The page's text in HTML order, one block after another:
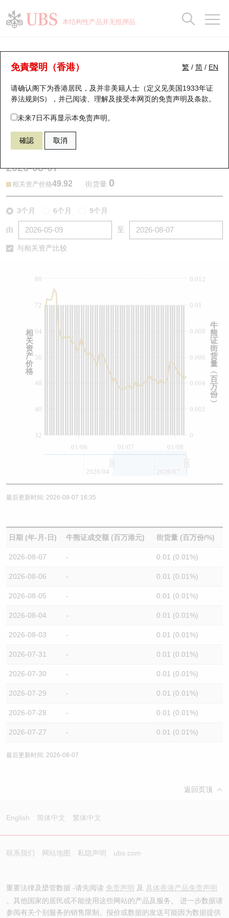
本结构性产品并无抵押品
繁 / 简 / EN
免責聲明（香港）
请确认阁下为香港居民，及并非美籍人士（定义见美国1933年证
券法规则S），并已阅读、理解及接受本网页的免责声明及条款。
未来7日不再显示本免责声明。
確認 取消
牛熊证分析仪
表现 街货统计 比较
53094 瑞银熊证 2015 理想汽车－Ｗ
2026-08-07
相关资产价格49.92 街货量 0
3个月 6个月 9个月
由 至
与相关资产比较
01/07
01/06 01/08
0
0.01
0.002
0.004
0.006
0.008
0.012
48
72
32
40
56
64
80
2026/04 2026/07
牛
熊
证
街
货
量
︵
百
万
份
︶
相
关
资
产
价
格
最后更新时间: 2026-08-07 16:35
日期 (年-月-日) 牛熊证成交额 (百万港元) 街货量 (百万份/%)
2026-08-07 - 0.01 (0.01%)
2026-08-06 - 0.01 (0.01%)
2026-08-05 - 0.01 (0.01%)
2026-08-04 - 0.01 (0.01%)
2026-08-03 - 0.01 (0.01%)
2026-07-31 - 0.01 (0.01%)
2026-07-30 - 0.01 (0.01%)
2026-07-29 - 0.01 (0.01%)
2026-07-28 - 0.01 (0.01%)
2026-07-27 - 0.01 (0.01%)
最后更新时间: 2026-08-07
返回页顶
English 简体中文 繁体中文
联系我们 网站地图 私隐声明 ubs.com
重要法律及槼管数据 -请先阅读 免责声明 及 具体香港产品免责声明
。其他国家的居民或不能使用这些网站的产品及服务。 进一步数据请
参阅有关个别服务的销售限制。报价或数据的发送可能因为数据提供
瑞银认股证一览
新发行瑞银认股证
即将到期认股证
认股证到期结算价查找
认股证分析仪
认股证/牛熊证日志
认股证文件及公告 (瑞信)
街货统计
比较
牛熊全景快搜
牛熊证搜寻
牛熊证街货分布图
正股牛熊证列表
新发行瑞银牛熊证
牛熊证到期结算价查找
牛熊证速算机
牛熊证文件及公告
牛熊证文件及公告 (瑞信)
街货统计
比较
十大升幅/跌幅
十大认股证成交分布
十天股证占大市成交
资金流
街货统计
正股分析仪
二十大活跃股份
恒指成份股
国指成份股
科指成份股
中资ETFs溢价比较
即市板块表现
收市竞价变化
持股比重
显示所有持股比重
每月轮证大市专题
轮证专栏
讲座及教育短片
认股证投资者教育
牛熊证投资者教育